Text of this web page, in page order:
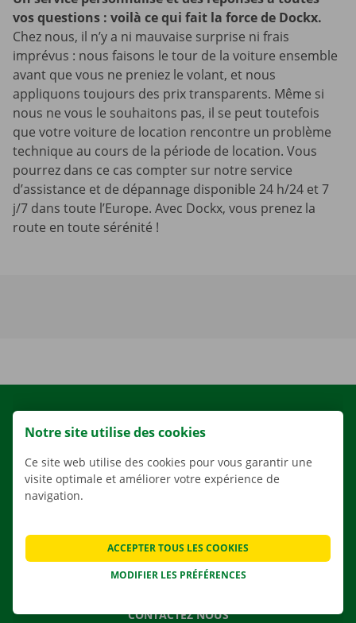
vos questions : voilà ce qui fait la force de Dockx.
Chez nous, il n’y a ni mauvaise surprise ni frais
imprévus : nous faisons le tour de la voiture ensemble
avant que vous ne preniez le volant, et nous
appliquons toujours des prix transparents. Même si
nous ne vous le souhaitons pas, il se peut toutefois
que votre voiture de location rencontre un problème
technique au cours de la période de location. Vous
pourrez dans ce cas compter sur notre service
d’assistance et de dépannage disponible 24 h/24 et 7
j/7 dans toute l’Europe. Avec Dockx, vous prenez la
route en toute sérénité !
LOCATION
NOS VÉHICULES
NOS SERVICES
SOLUTIONS DE DÉMÉNAGEMENT
CONTACTEZ NOUS
Notre site utilise des cookies
Ce site web utilise des cookies pour vous garantir une
visite optimale et améliorer votre expérience de
navigation.
MODIFIER LES PRÉFÉRENCES
ACCEPTER TOUS LES COOKIES